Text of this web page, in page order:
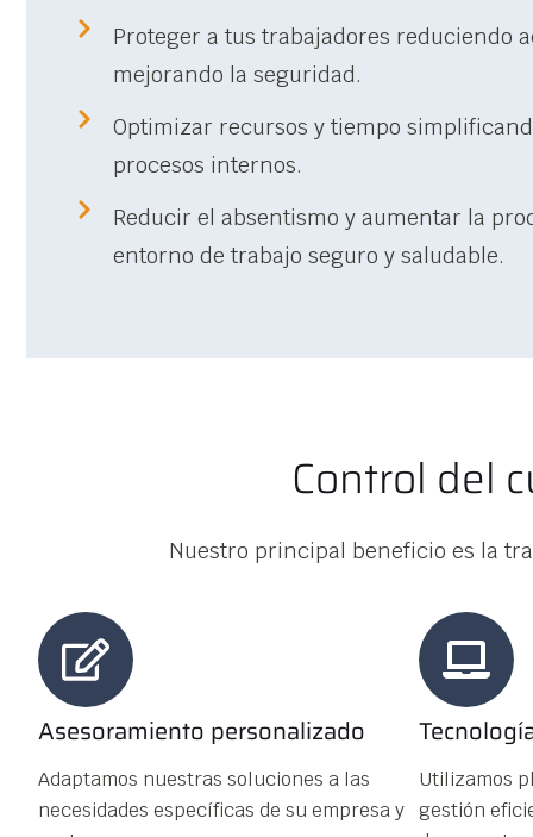
Proteger a tus trabajadores reduciendo
mejorando la seguridad.
Optimizar recursos y tiempo
procesos internos.
Reducir el absentismo y aumentar la
entorno de trabajo seguro y saludable.
Control del
Nuestro principal beneficio es la
Asesoramiento personalizado
Adaptamos nuestras soluciones a las
necesidades específicas de su empresa y
Utilizamos
gestión